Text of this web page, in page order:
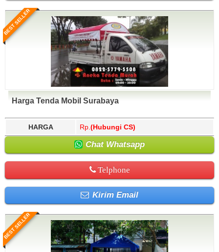
BEST SELLER
Harga Tenda Mobil Surabaya
HARGA Rp. (Hubungi CS)
Chat Whatsapp
Telphone
Kirim Email
BEST SELLER